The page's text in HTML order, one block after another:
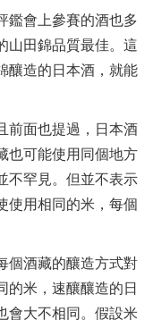
鑑會上參賽的酒也多
山田錦品質最佳。這
釀造的日本酒，就能
前面也提過，日本酒
也可能使用同個地方
不罕見。但並不表示
使用相同的米，每個
個酒藏的釀造方式對
的米，速釀釀造的日
會大不相同。假設米